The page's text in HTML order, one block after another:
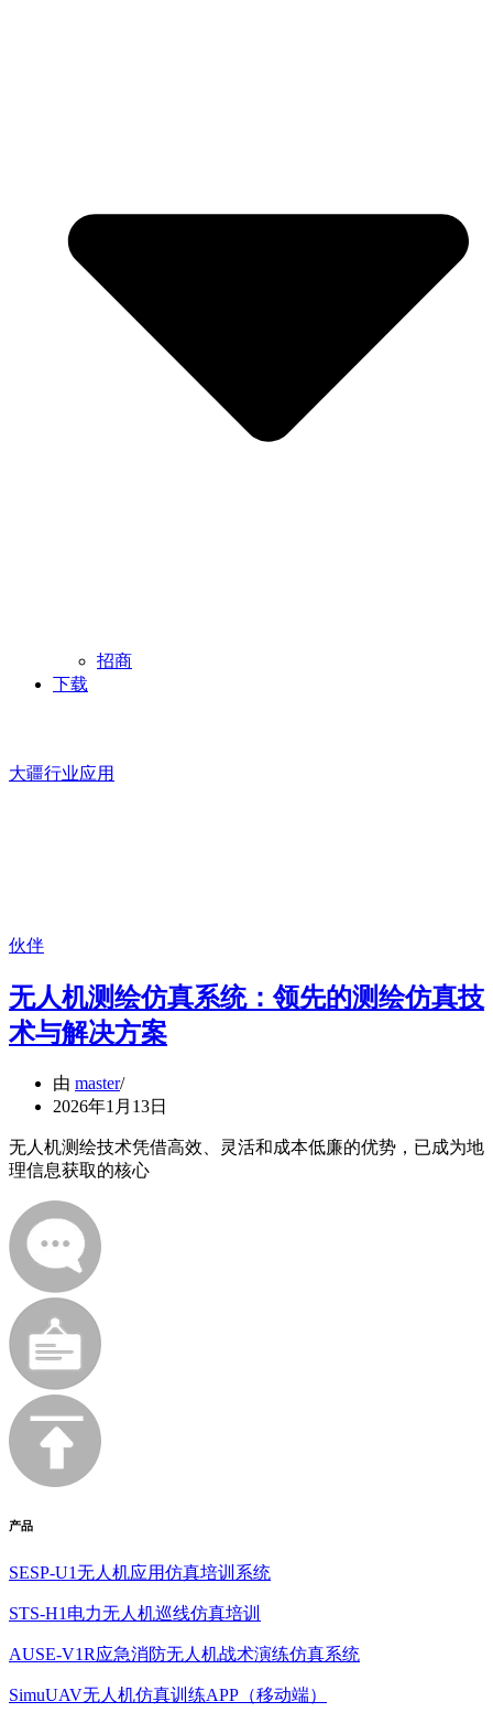
招商
下载
大疆行业应用
伙伴
无人机测绘仿真系统：领先的测绘仿真技
术与解决方案
由 master
2026年1月13日
无人机测绘技术凭借高效、灵活和成本低廉的优势，已成为地
理信息获取的核心
产品
SESP-U1无人机应用仿真培训系统
STS-H1电力无人机巡线仿真培训
AUSE-V1R应急消防无人机战术演练仿真系统
SimuUAV无人机仿真训练APP（移动端）